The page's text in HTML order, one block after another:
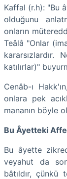
Kaffal (r.h): "Bu
olduğunu
onların
Teâlâ "Onlar
katılırlar)"
Cenâb-ı
onlara pek
mananın böyle
Bu Âyetteki
Bu âyette
veyahut da
bâtıldır,